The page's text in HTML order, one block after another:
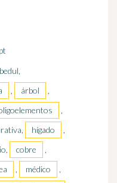
, árbol
,
,
hígado
,
cobre
,
, médico
,